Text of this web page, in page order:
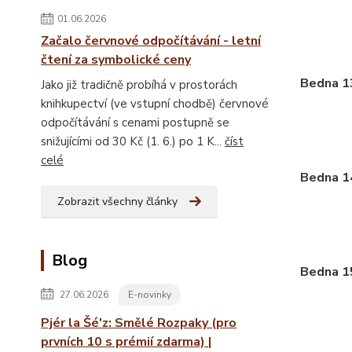
01.06.2026
Začalo červnové odpočítávání - letní
čtení za symbolické ceny
Jako již tradičně probíhá v prostorách
knihkupectví (ve vstupní chodbě) červnové
odpočítávání s cenami postupně se
snižujícími od 30 Kč (1. 6.) po 1 K... číst
celé
Zobrazit všechny články
Blog
27.06.2026 E-novinky
Pjér la Šé'z: Smělé Rozpaky (pro
prvních 10 s prémií zdarma) |
Bedna
Bedna
Bedna